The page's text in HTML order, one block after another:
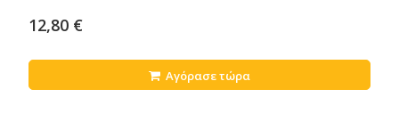
12,80 €
Αγόρασε τώρα